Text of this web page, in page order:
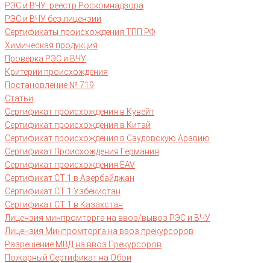
РЭС и ВЧУ: реестр Роскомнадзора
РЭС и ВЧУ без лицензии
Сертификаты происхождения ТПП РФ
Химическая продукция
Проверка РЭС и ВЧУ
Критерии происхождения
Постановление № 719
Статьи
Сертификат происхождения в Кувейт
Сертификат происхождения в Китай
Сертификат происхождения в Саудовскую Аравию
Сертификат Происхождения Германия
Сертификат происхождения EAV
Сертификат СТ 1 в Азербайджан
Сертификат СТ 1 Узбекистан
Сертификат СТ 1 в Казахстан
Лицензия минпромторга на ввоз/вывоз РЭС и ВЧУ
Лицензия Минпромторга на ввоз прекурсоров
Разрешение МВД на ввоз Прекурсоров
Пожарный Сертификат на Обои